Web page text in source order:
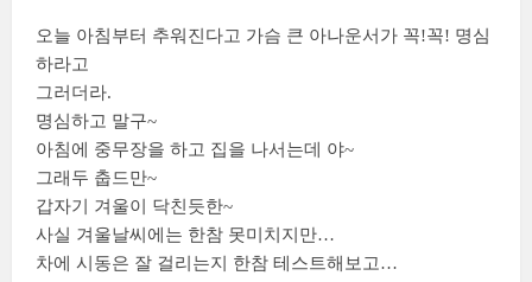
오늘 아침부터 추워진다고 가슴 큰 아나운서가 꼭!꼭! 명심
하라고
그러더라.
명심하고 말구~
아침에 중무장을 하고 집을 나서는데 야~
그래두 춥드만~
갑자기 겨울이 닥친듯한~
사실 겨울날씨에는 한참 못미치지만…
차에 시동은 잘 걸리는지 한참 테스트해보고…